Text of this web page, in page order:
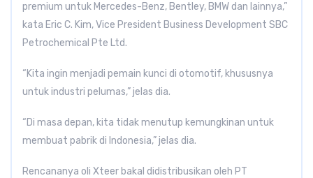
premium untuk Mercedes-Benz, Bentley, BMW dan lainnya,”
kata Eric C. Kim, Vice President Business Development SBC
Petrochemical Pte Ltd.
“Kita ingin menjadi pemain kunci di otomotif, khususnya
untuk industri pelumas,” jelas dia.
“Di masa depan, kita tidak menutup kemungkinan untuk
membuat pabrik di Indonesia,” jelas dia.
Rencananya oli Xteer bakal didistribusikan oleh PT